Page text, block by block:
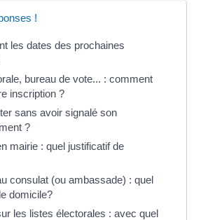
!
les dates des prochaines
bureau de vote... : comment
inscription ?
sans avoir signalé son
?
mairie : quel justificatif de
consulat (ou ambassade) : quel
domicile?
les listes électorales : avec quel